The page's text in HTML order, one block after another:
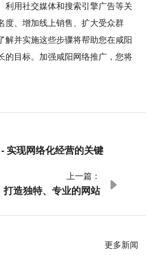
利用社交媒体和搜索引擎广告等关
度、增加线上销售、扩大受众群
解并实施这些步骤将帮助您在咸阳
的目标。加强咸阳网络推广，您将
实现网络化经营的关键
上一篇：
造独特、专业的网站

更多新闻